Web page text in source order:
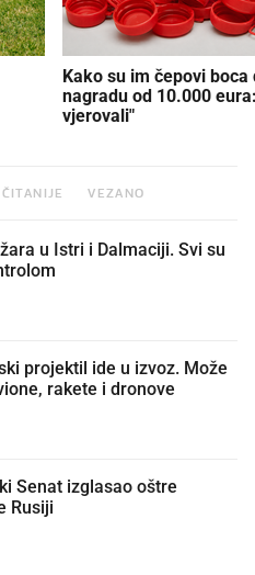
Kako su im čepovi boca
nagradu od 10.000
vjerovali"
VEZANO
u Istri i Dalmaciji. Svi su
projektil ide u izvoz. Može
rakete i dronove
Senat izglasao oštre
Rusiji